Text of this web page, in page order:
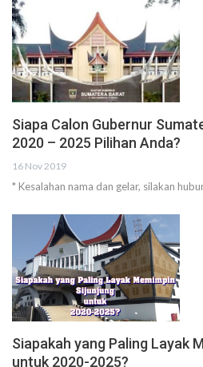
Siapa Calon Gubernur
2020 – 2025 Pilihan Anda?
16 Nov 2019
* Kesalahan nama dan gelar, silakan
Siapakah yang Paling Layak
untuk 2020-2025?